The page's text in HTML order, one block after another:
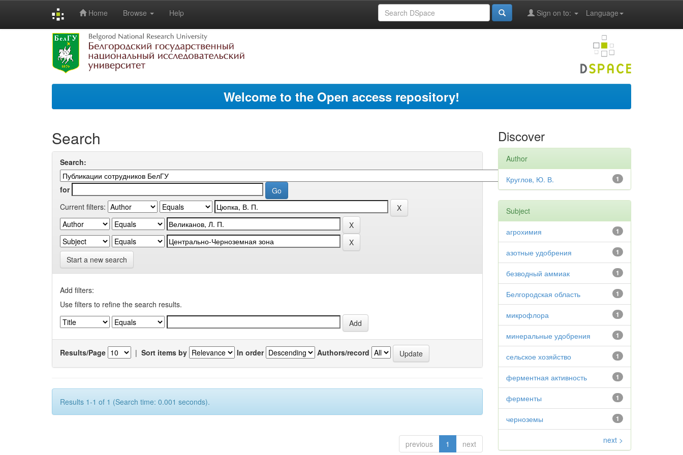
Home Browse Help Language
Sign on to:
Welcome to the Open access repository!
Search
Search:
for
Current filters:
Start a new search
Add filters:
Use filters to refine the search results.
Results/Page | Sort items by In order Authors/record
Results 1-1 of 1 (Search time: 0.001 seconds).
previous 1 next
Discover
Author
1
Круглов, Ю. В.
Subject
1
агрохимия
1
азотные удобрения
1
безводный аммиак
1
Белгородская область
1
микрофлора
1
минеральные удобрения
1
сельское хозяйство
1
ферментная активность
1
ферменты
1
черноземы
next >